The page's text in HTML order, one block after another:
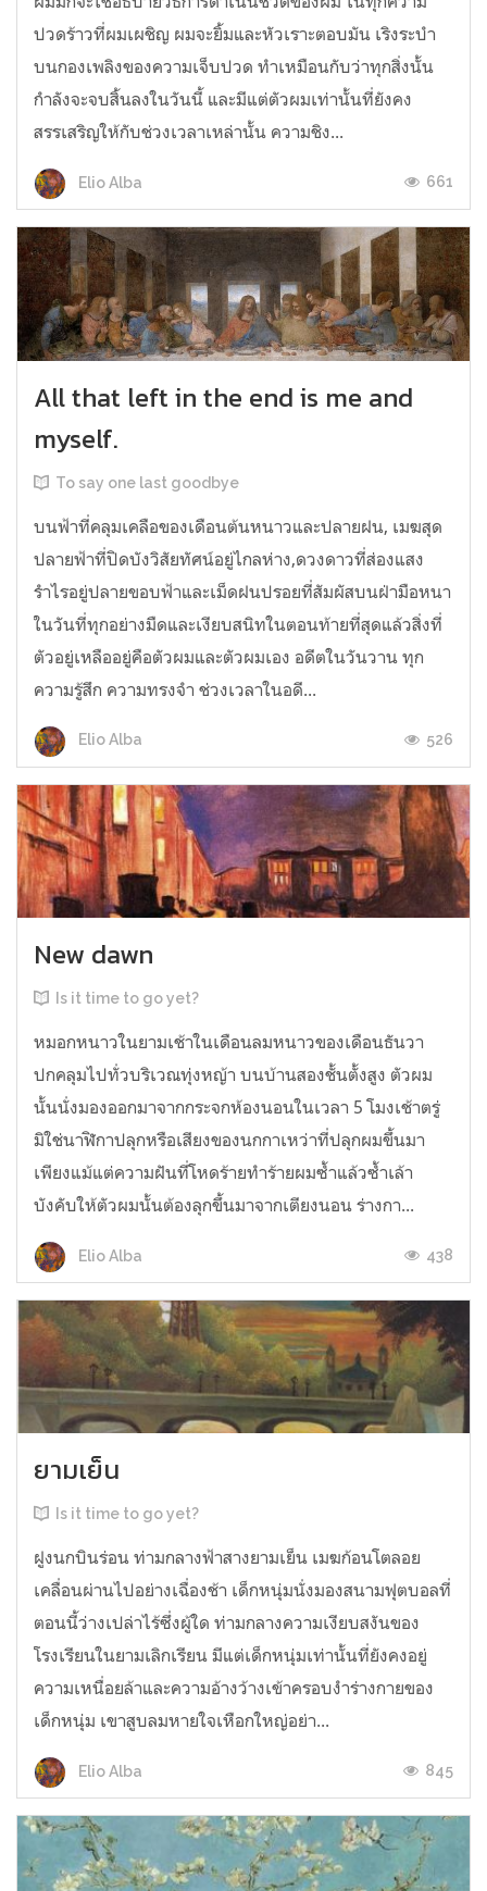
ปวดร้าวที่ผมเผชิญ ผมจะยิ้มและหัวเราะตอบมัน เริงระบำ
บนกองเพลิงของความเจ็บปวด ทำเหมือนกับว่าทุกสิ่งนั้น
กำลังจะจบสิ้นลงในวันนี้ และมีแต่ตัวผมเท่านั้นที่ยังคง
สรรเสริญให้กับช่วงเวลาเหล่านั้น ความชิง...
Elio Alba 661
All that left in the end is me and
myself.
To say one last goodbye
บนฟ้าที่คลุมเคลือของเดือนต้นหนาวและปลายฝน, เมฆสุด
ปลายฟ้าที่ปิดบังวิสัยทัศน์อยู่ไกลห่าง,ดวงดาวที่ส่องแสง
รำไรอยู่ปลายขอบฟ้าและเม็ดฝนปรอยที่สัมผัสบนฝ่ามือหนา
ในวันที่ทุกอย่างมืดและเงียบสนิทในตอนท้ายที่สุดแล้วสิ่งที่
ตัวอยู่เหลืออยู่คือตัวผมและตัวผมเอง อดีตในวันวาน ทุก
ความรู้สึก ความทรงจำ ช่วงเวลาในอดี...
Elio Alba 526
New dawn
Is it time to go yet?
หมอกหนาวในยามเช้าในเดือนลมหนาวของเดือนธันวา
ปกคลุมไปทั่วบริเวณทุ่งหญ้า บนบ้านสองชั้นตั้งสูง ตัวผม
นั้นนั่งมองออกมาจากกระจกห้องนอนในเวลา 5 โมงเช้าตรู่
มิใช่นาฬิกาปลุกหรือเสียงของนกกาเหว่าที่ปลุกผมขึ้นมา
เพียงแม้แต่ความฝันที่โหดร้ายทำร้ายผมซ้ำแล้วซ้ำเล้า
บังคับให้ตัวผมนั้นต้องลุกขึ้นมาจากเตียงนอน ร่างกา...
Elio Alba 438
ยามเย็น
Is it time to go yet?
ฝูงนกบินร่อน ท่ามกลางฟ้าสางยามเย็น เมฆก้อนโตลอย
เคลื่อนผ่านไปอย่างเฉื่องช้า เด็กหนุ่มนั่งมองสนามฟุตบอลที่
ตอนนี้ว่างเปล่าไร้ซึ่งผู้ใด ท่ามกลางความเงียบสงันของ
โรงเรียนในยามเลิกเรียน มีแต่เด็กหนุ่มเท่านั้นที่ยังคงอยู่
ความเหนื่อยล้าและความอ้างว้างเข้าครอบงำร่างกายของ
เด็กหนุ่ม เขาสูบลมหายใจเหือกใหญ่อย่า...
Elio Alba 845